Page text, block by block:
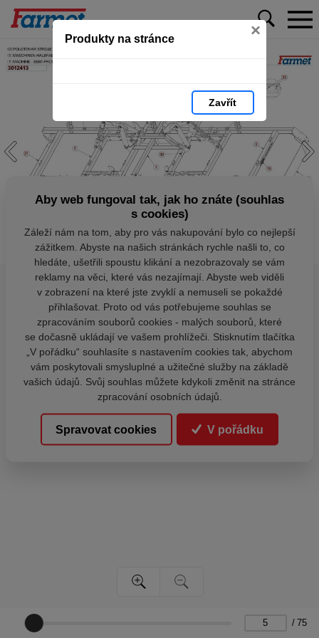
Produkty na stránce ×
Zavřít
/ 75
Aby web fungoval tak, jak ho znáte (souhlas
s cookies)
Záleží nám na tom, aby pro vás nakupování bylo co nejlepší
zážitkem. Abyste na našich stránkách rychle našli to, co
hledáte, ušetřili spoustu klikání a nezobrazovaly se vám
reklamy na věci, které vás nezajímají. Abyste web viděli
v zobrazení na které jste zvyklí a nemuseli se pokaždé
přihlašovat. Proto od vás potřebujeme souhlas se
zpracováním souborů cookies - malých souborů, které
se dočasně ukládají ve vašem prohlížeči. Stisknutím tlačítka
„V pořádku“ souhlasíte s nastavením cookies tak, abychom
vám poskytovali smysluplné a užitečné služby na základě
vašich údajů. Svůj souhlas můžete kdykoli změnit na stránce
zpracování osobních údajů.
Spravovat cookies V pořádku